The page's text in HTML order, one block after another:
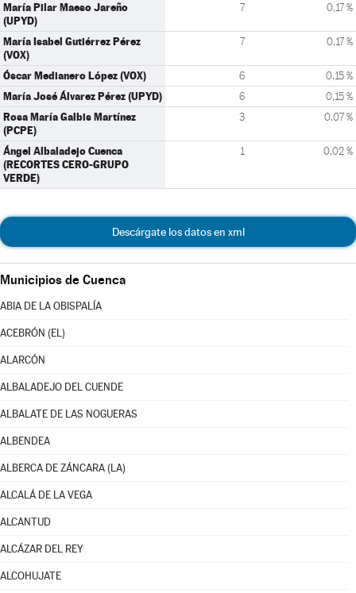
María Pilar Maeso Jareño
(UPYD)
7 0,17 %
María Isabel Gutiérrez Pérez
(VOX)
7 0,17 %
Óscar Medianero López (VOX) 6 0,15 %
María José Álvarez Pérez (UPYD) 6 0,15 %
Rosa María Galbis Martínez
(PCPE)
3 0,07 %
Ángel Albaladejo Cuenca
(RECORTES CERO-GRUPO
VERDE)
1 0,02 %
Descárgate los datos en xml
Municipios de Cuenca
ABIA DE LA OBISPALÍA
ACEBRÓN (EL)
ALARCÓN
ALBALADEJO DEL CUENDE
ALBALATE DE LAS NOGUERAS
ALBENDEA
ALBERCA DE ZÁNCARA (LA)
ALCALÁ DE LA VEGA
ALCANTUD
ALCÁZAR DEL REY
ALCOHUJATE